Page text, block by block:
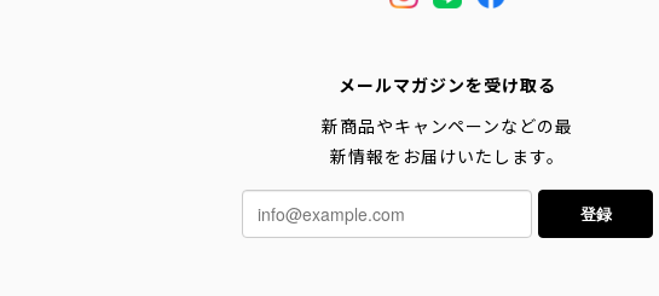
メールマガジンを受け取る
新商品やキャンペーンなどの最
新情報をお届けいたします。
登録